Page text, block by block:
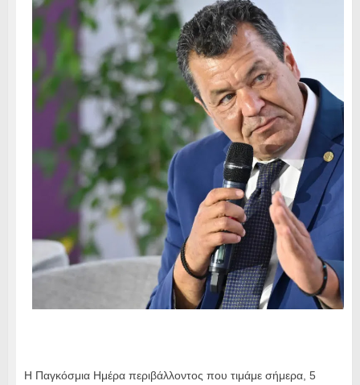
Η Παγκόσμια Ημέρα περιβάλλοντος που τιμάμε σήμερα, 5